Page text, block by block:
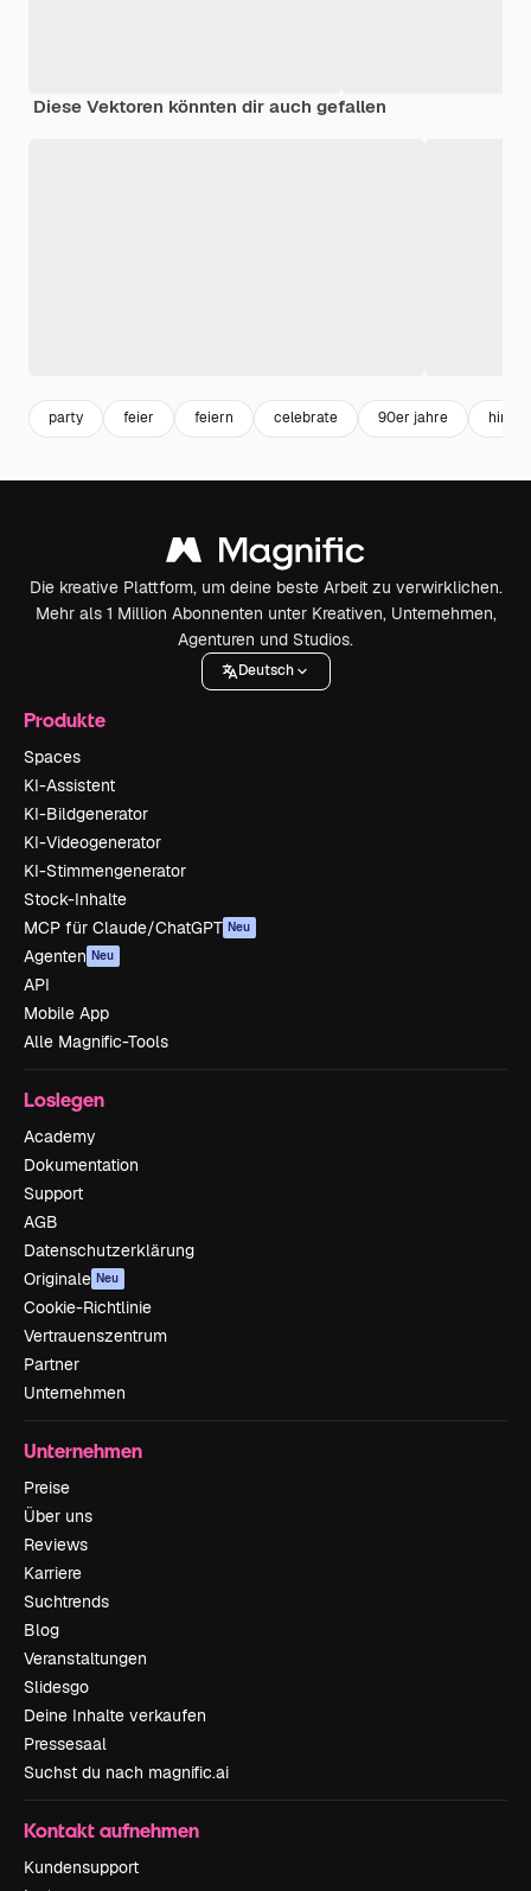
Diese Vektoren könnten dir auch gefallen
party feier feiern celebrate 90er jahre
Die kreative Plattform, um deine beste Arbeit zu verwirklichen.
Mehr als 1 Million Abonnenten unter Kreativen, Unternehmen,
Agenturen und Studios.
Deutsch
Produkte
Spaces
KI-Assistent
KI-Bildgenerator
KI-Videogenerator
KI-Stimmengenerator
Stock-Inhalte
MCP für Claude/ChatGPT Neu
Agenten Neu
API
Mobile App
Alle Magnific-Tools
Loslegen
Academy
Dokumentation
Support
AGB
Datenschutzerklärung
Originale Neu
Cookie-Richtlinie
Vertrauenszentrum
Partner
Unternehmen
Unternehmen
Preise
Über uns
Reviews
Karriere
Suchtrends
Blog
Veranstaltungen
Slidesgo
Deine Inhalte verkaufen
Pressesaal
Suchst du nach magnific.ai
Kontakt aufnehmen
Kundensupport